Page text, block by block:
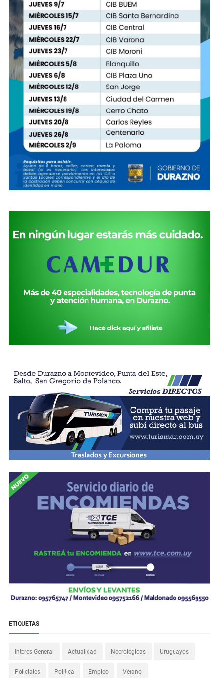
ETIQUETAS
Interés General Actualidad Necrológicas Uruguayos
Policiales Política Empleo Verano